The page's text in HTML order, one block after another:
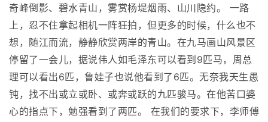
奇峰倒影、碧水青山，雾赏杨堤烟雨、山川隐约。 一路
上，忍不住拿起相机一阵狂拍，但更多的时候，什么也不
想，随江而流，静静欣赏两岸的青山。在九马画山风景区
停留了一会儿，据说伟人如毛泽东可以看到9匹马，周总
理可以看出6匹，鲁娃子也说他看到了6匹。无奈我天生愚
钝，找不出或立或卧、或奔或跃的九匹骏马。在他苦口婆
心的指点下，勉强看到了两匹。 在我们的要求下，李师傅